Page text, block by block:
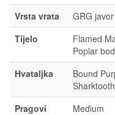
Vrsta vrata
GRG javor
Tijelo
Flamed
Poplar
Hvataljka
Bound
Pragovi
Medium